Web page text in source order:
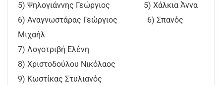
5) Ψηλογιάννης Γεώργιος 5) Χάλκια Άννα
6) Αναγνωστάρας Γεώργιος 6) Σπανός
Μιχαήλ
7) Λογοτριβή Ελένη
8) Χριστοδούλου Νικόλαος
9) Κωστίκας Στυλιανός